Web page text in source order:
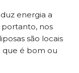
energia a
nos
são locais
que é bom ou